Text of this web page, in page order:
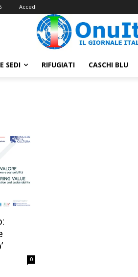
Accedi
SEDI RIFUGIATI CASCHI BLU
0